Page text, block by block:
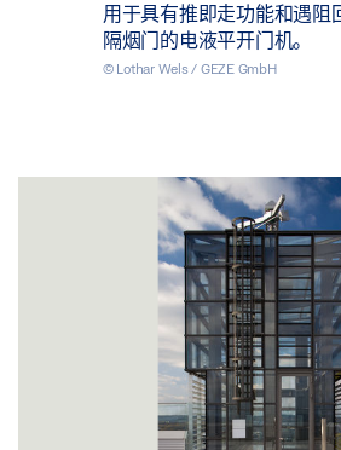
用于具有推即走功能和遇阻
隔烟门的电液平开门机。
© Lothar Wels / GEZE GmbH